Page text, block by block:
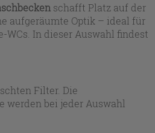
schafft Platz auf der
aufgeräumte Optik – ideal für
WCs. In dieser Auswahl findest
zylindrischen oder kantigen
Einrichtungsstilen.
Look oder klassische Details
brauchst, und unterstützt ein
Bei Iperceramica
für viele Waschtisch-
Filter. Die
werden bei jeder Auswahl